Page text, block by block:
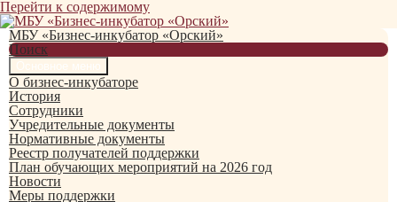
Перейти к содержимому
МБУ «Бизнес-инкубатор «Орский»
Поиск
О бизнес-инкубаторе
История
Сотрудники
Учредительные документы
Нормативные документы
Реестр получателей поддержки
План обучающих мероприятий на 2026 год
Новости
Меры поддержки